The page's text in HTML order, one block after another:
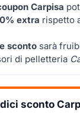
Carpisa
extra rispetto
sconto sarà
di pelletteria
sconto